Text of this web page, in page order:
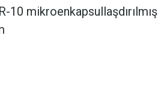
mikroenkapsullaşdırılmış